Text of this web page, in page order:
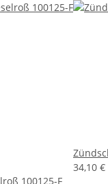
100125-F
34,10 €